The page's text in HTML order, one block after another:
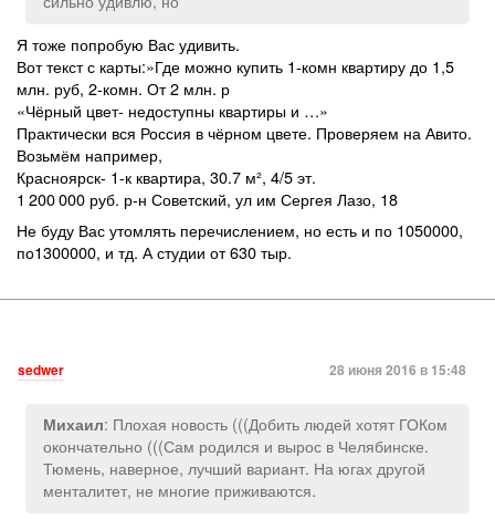
Я тоже попробую Вас удивить.
Вот текст с карты:»Где можно купить 1-комн квартиру до 1,5
млн. руб, 2-комн. От 2 млн. р
«Чёрный цвет- недоступны квартиры и …»
Практически вся Россия в чёрном цвете. Проверяем на Авито.
Возьмём например,
Красноярск- 1-к квартира, 30.7 м², 4/5 эт.
1 200 000 руб. р-н Советский, ул им Сергея Лазо, 18
Не буду Вас утомлять перечислением, но есть и по 1050000,
по1300000, и тд. А студии от 630 тыр.
sedwer 28 июня 2016 в 15:48
Михаил: Плохая новость (((Добить людей хотят ГОКом
окончательно (((Сам родился и вырос в Челябинске.
Тюмень, наверное, лучший вариант. На югах другой
менталитет, не многие приживаются.